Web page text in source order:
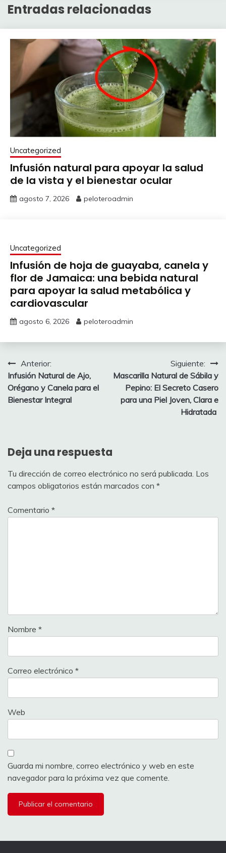
Entradas relacionadas
Uncategorized
Infusión natural para apoyar la salud
de la vista y el bienestar ocular
agosto 7, 2026 peloteroadmin
Uncategorized
Infusión de hoja de guayaba, canela y
flor de Jamaica: una bebida natural
para apoyar la salud metabólica y
cardiovascular
agosto 6, 2026 peloteroadmin
Navegación
de
entradas
Anterior:
Infusión Natural de Ajo,
Orégano y Canela para el
Bienestar Integral
Siguiente:
Mascarilla Natural de Sábila y
Pepino: El Secreto Casero
para una Piel Joven, Clara e
Hidratada
Deja una respuesta
Tu dirección de correo electrónico no será publicada. Los
campos obligatorios están marcados con *
Comentario *
Nombre *
Correo electrónico *
Web
Guarda mi nombre, correo electrónico y web en este
navegador para la próxima vez que comente.